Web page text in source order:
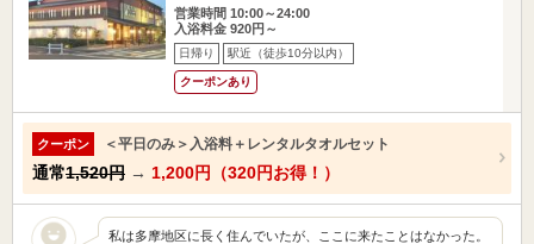
営業時間 10:00～24:00
入浴料金 920円～
日帰り 駅近（徒歩10分以内）
クーポンあり
クーポン ＜平日のみ＞入浴料＋レンタルタオルセット
通常1,520円 → 1,200円（320円お得！）
私は多摩地区に長く住んでいたが、ここに来たことはなかった。